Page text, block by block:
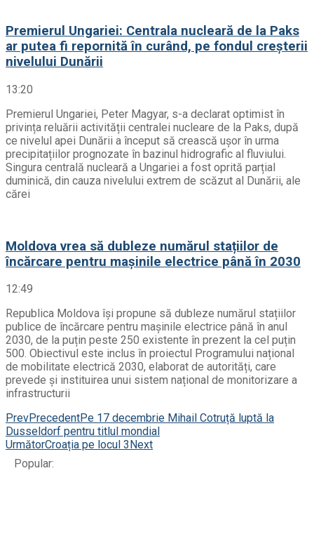
Premierul Ungariei: Centrala nucleară de la Paks
ar putea fi repornită în curând, pe fondul creșterii
nivelului Dunării
13:20
Premierul Ungariei, Peter Magyar, s-a declarat optimist în
privința reluării activității centralei nucleare de la Paks, după
ce nivelul apei Dunării a început să crească ușor în urma
precipitațiilor prognozate în bazinul hidrografic al fluviului.
Singura centrală nucleară a Ungariei a fost oprită parțial
duminică, din cauza nivelului extrem de scăzut al Dunării, ale
cărei
Moldova vrea să dubleze numărul stațiilor de
încărcare pentru mașinile electrice până în 2030
12:49
Republica Moldova își propune să dubleze numărul stațiilor
publice de încărcare pentru mașinile electrice până în anul
2030, de la puțin peste 250 existente în prezent la cel puțin
500. Obiectivul este inclus în proiectul Programului național
de mobilitate electrică 2030, elaborat de autorități, care
prevede și instituirea unui sistem național de monitorizare a
infrastructurii
PrevPrecedentPe 17 decembrie Mihail Cotruță luptă la
Dusseldorf pentru titlul mondial
UrmătorCroația pe locul 3 Next
Popular: